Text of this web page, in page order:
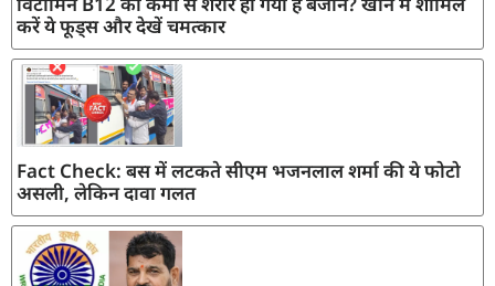
करें ये फूड्स और देखें चमत्कार
Fact Check: बस में लटकते सीएम भजनलाल शर्मा की ये फोटो
असली, लेकिन दावा गलत